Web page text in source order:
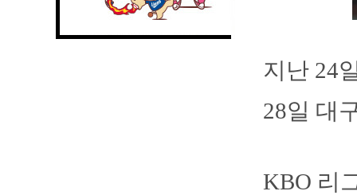
지난 24
28일 대
KBO 리